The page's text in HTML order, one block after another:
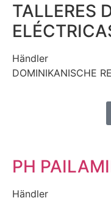
TALLERES
Händler
DOMINIKANISCHE
PH
Händler